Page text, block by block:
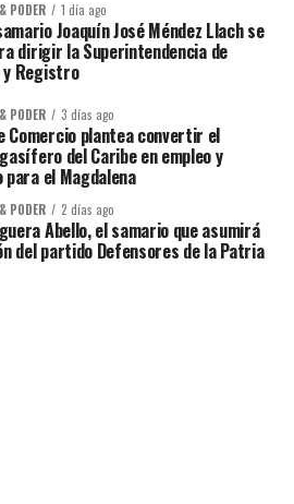
PODER 1 día ago
Joaquín José Méndez Llach se
dirigir la Superintendencia de
Registro
PODER 3 días ago
Comercio plantea convertir el
del Caribe en empleo y
el Magdalena
PODER 2 días ago
Abello, el samario que asumirá
del partido Defensores de la Patria